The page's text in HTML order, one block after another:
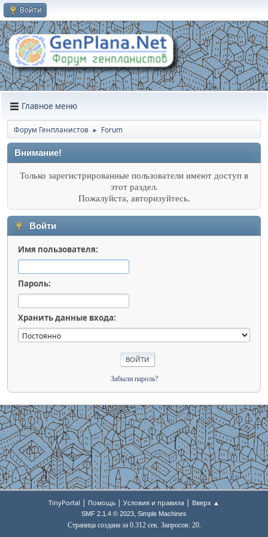
Войти
Главное меню
Форум Генпланистов ► Forum
Внимание!
Только зарегистрированные пользователи имеют доступ в
этот раздел.
Пожалуйста, авторизуйтесь.
Войти
Имя пользователя:
Пароль:
Хранить данные входа:
Забыли пароль?
TinyPortal | Помощь | Условия и правила | Вверх ▲
SMF 2.1.4 © 2023, Simple Machines
Страница создана за 0.312 сек. Запросов: 20.